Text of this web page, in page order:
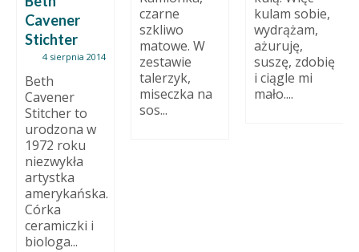
Cavener
Stichter
4 sierpnia 2014
Beth
Cavener
Stitcher to
urodzona w
1972 roku
niezwykła
artystka
amerykańska.
Córka
ceramiczki i
biologa...
czarne
szkliwo
matowe. W
zestawie
talerzyk,
miseczka na
sos...
kulam sobie,
wydrążam,
ażuruję,
suszę, zdobię
i ciągle mi
mało....